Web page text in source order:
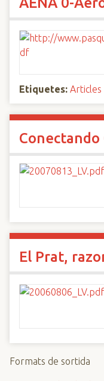
Etiquetes: Articles
El Prat,
Formats de sortida